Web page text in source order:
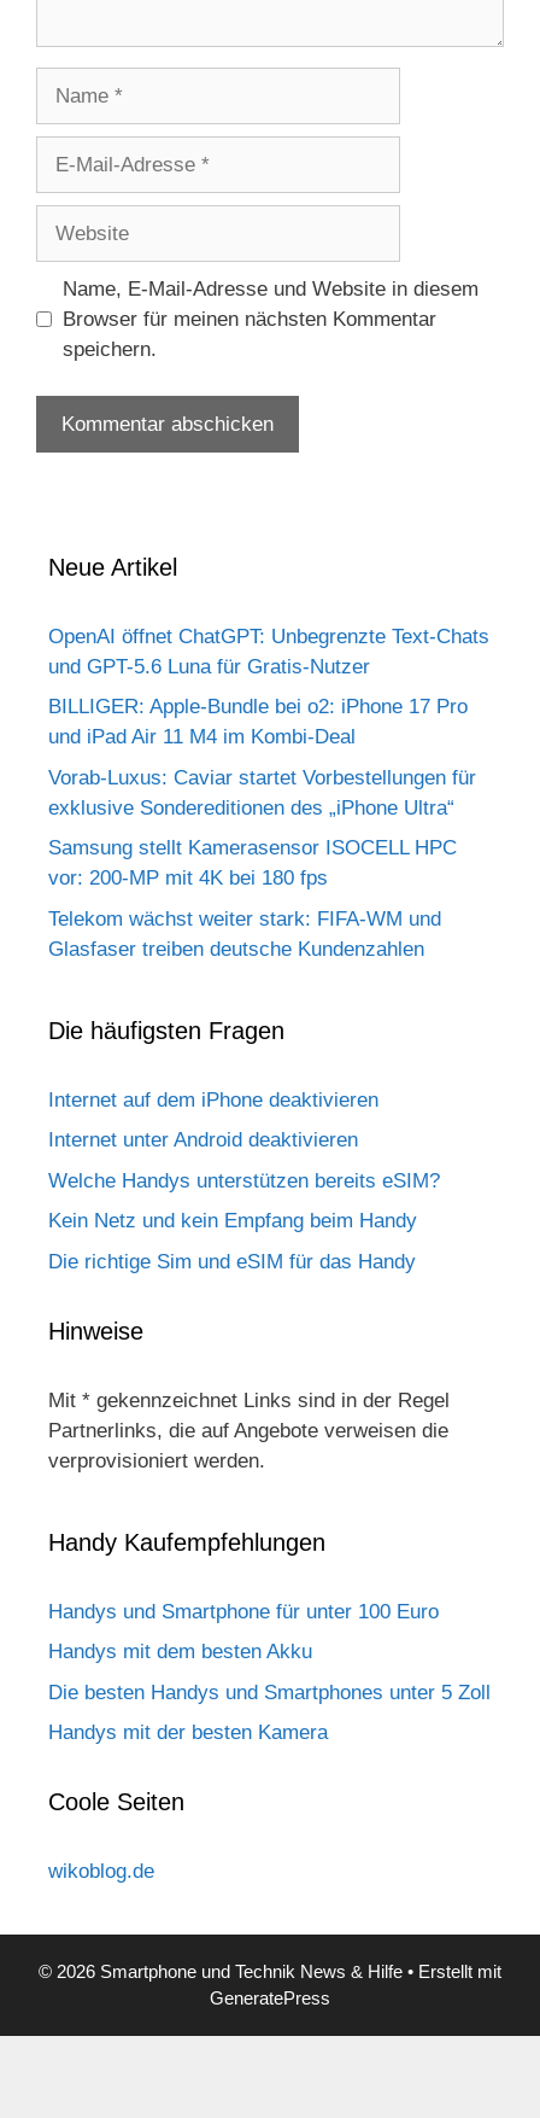
Adresse
Name, E-Mail-Adresse und Website in diesem
Browser für meinen nächsten Kommentar
speichern.
Neue Artikel
OpenAI öffnet ChatGPT: Unbegrenzte Text-Chats
und GPT-5.6 Luna für Gratis-Nutzer
BILLIGER: Apple-Bundle bei o2: iPhone 17 Pro
und iPad Air 11 M4 im Kombi-Deal
Vorab-Luxus: Caviar startet Vorbestellungen für
exklusive Sondereditionen des „iPhone Ultra“
Samsung stellt Kamerasensor ISOCELL HPC
vor: 200-MP mit 4K bei 180 fps
Telekom wächst weiter stark: FIFA-WM und
Glasfaser treiben deutsche Kundenzahlen
Die häufigsten Fragen
Internet auf dem iPhone deaktivieren
Internet unter Android deaktivieren
Welche Handys unterstützen bereits eSIM?
Kein Netz und kein Empfang beim Handy
Die richtige Sim und eSIM für das Handy
Hinweise
Mit * gekennzeichnet Links sind in der Regel
Partnerlinks, die auf Angebote verweisen die
verprovisioniert werden.
Handy Kaufempfehlungen
Handys und Smartphone für unter 100 Euro
Handys mit dem besten Akku
Die besten Handys und Smartphones unter 5 Zoll
Handys mit der besten Kamera
Coole Seiten
wikoblog.de
© 2026 Smartphone und Technik News & Hilfe • Erstellt mit
GeneratePress